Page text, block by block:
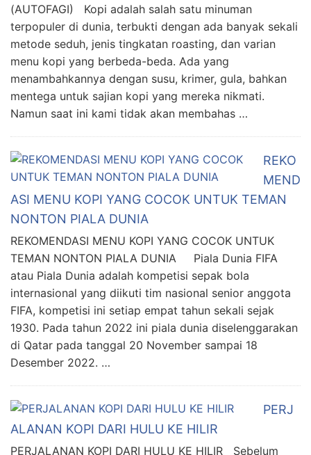
(AUTOFAGI) Kopi adalah salah satu minuman
terpopuler di dunia, terbukti dengan ada banyak sekali
metode seduh, jenis tingkatan roasting, dan varian
menu kopi yang berbeda-beda. Ada yang
menambahkannya dengan susu, krimer, gula, bahkan
mentega untuk sajian kopi yang mereka nikmati.
Namun saat ini kami tidak akan membahas …
REKO
MEND
ASI MENU KOPI YANG COCOK UNTUK TEMAN
NONTON PIALA DUNIA
REKOMENDASI MENU KOPI YANG COCOK UNTUK
TEMAN NONTON PIALA DUNIA Piala Dunia FIFA
atau Piala Dunia adalah kompetisi sepak bola
internasional yang diikuti tim nasional senior anggota
FIFA, kompetisi ini setiap empat tahun sekali sejak
1930. Pada tahun 2022 ini piala dunia diselenggarakan
di Qatar pada tanggal 20 November sampai 18
Desember 2022. …
PERJ
ALANAN KOPI DARI HULU KE HILIR
PERJALANAN KOPI DARI HULU KE HILIR Sebelum